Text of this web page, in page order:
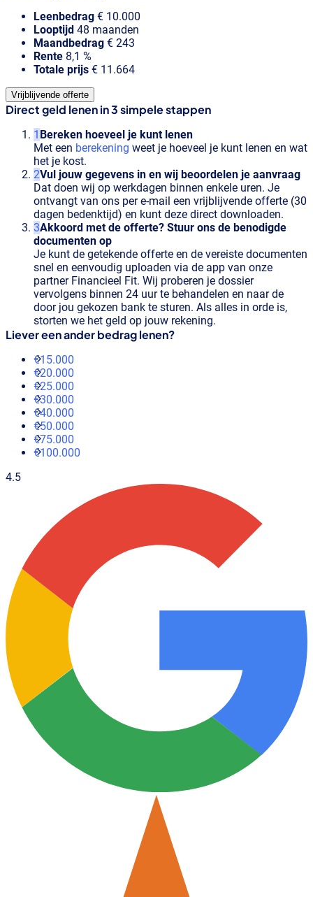
Leenbedrag € 10.000
Looptijd 48 maanden
Maandbedrag € 243
Rente 8,1 %
Totale prijs € 11.664
Vrijblijvende offerte
Direct geld lenen in 3 simpele stappen
Bereken hoeveel je kunt lenen
Met een berekening weet je hoeveel je kunt lenen en wat
het je kost.
Vul jouw gegevens in en wij beoordelen je aanvraag
Dat doen wij op werkdagen binnen enkele uren. Je
ontvangt van ons per e-mail een vrijblijvende offerte (30
dagen bedenktijd) en kunt deze direct downloaden.
Akkoord met de offerte? Stuur ons de benodigde
documenten op
Je kunt de getekende offerte en de vereiste documenten
snel en eenvoudig uploaden via de app van onze
partner Financieel Fit. Wij proberen je dossier
vervolgens binnen 24 uur te behandelen en naar de
door jou gekozen bank te sturen. Als alles in orde is,
storten we het geld op jouw rekening.
Liever een ander bedrag lenen?
€15.000
€20.000
€25.000
€30.000
€40.000
€50.000
€75.000
€100.000
4.5